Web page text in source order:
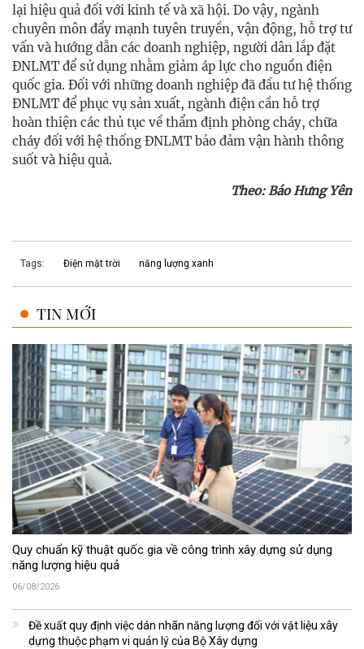
lại hiệu quả đối với kinh tế và xã hội. Do vậy, ngành
chuyên môn đẩy mạnh tuyên truyền, vận động, hỗ trợ tư
vấn và hướng dẫn các doanh nghiệp, người dân lắp đặt
ĐNLMT để sử dụng nhằm giảm áp lực cho nguồn điện
quốc gia. Đối với những doanh nghiệp đã đầu tư hệ thống
ĐNLMT để phục vụ sản xuất, ngành điện cần hỗ trợ
hoàn thiện các thủ tục về thẩm định phòng cháy, chữa
cháy đối với hệ thống ĐNLMT bảo đảm vận hành thông
suốt và hiệu quả.
Theo: Báo Hưng Yên
Tags: Điện mặt trời năng lượng xanh
TIN MỚI
Quy chuẩn kỹ thuật quốc gia về công trình xây dựng sử dụng
năng lượng hiệu quả
06/08/2026
Đề xuất quy định việc dán nhãn năng lượng đối với vật liệu xây
dựng thuộc phạm vi quản lý của Bộ Xây dựng